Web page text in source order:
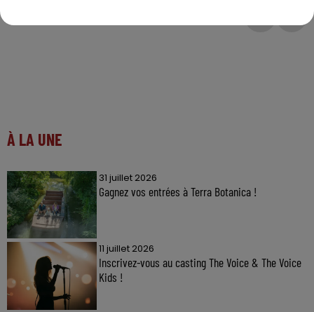
À LA UNE
31 juillet 2026
Gagnez vos entrées à Terra Botanica !
11 juillet 2026
Inscrivez-vous au casting The Voice & The Voice
Kids !